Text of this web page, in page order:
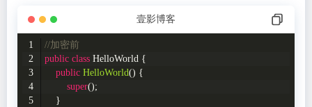
壹影博客
//加密前
public class HelloWorld {
public HelloWorld() {
super();
    }